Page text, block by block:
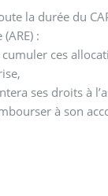
la durée du
:
ces
ses droits à
à son